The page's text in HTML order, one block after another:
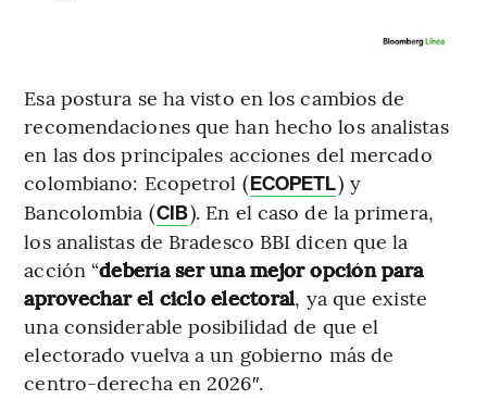
Esa postura se ha visto en los cambios de
recomendaciones que han hecho los analistas
en las dos principales acciones del mercado
colombiano: Ecopetrol (ECOPETL) y
Bancolombia (CIB). En el caso de la primera,
los analistas de Bradesco BBI dicen que la
acción “debería ser una mejor opción para
aprovechar el ciclo electoral, ya que existe
una considerable posibilidad de que el
electorado vuelva a un gobierno más de
centro-derecha en 2026″.